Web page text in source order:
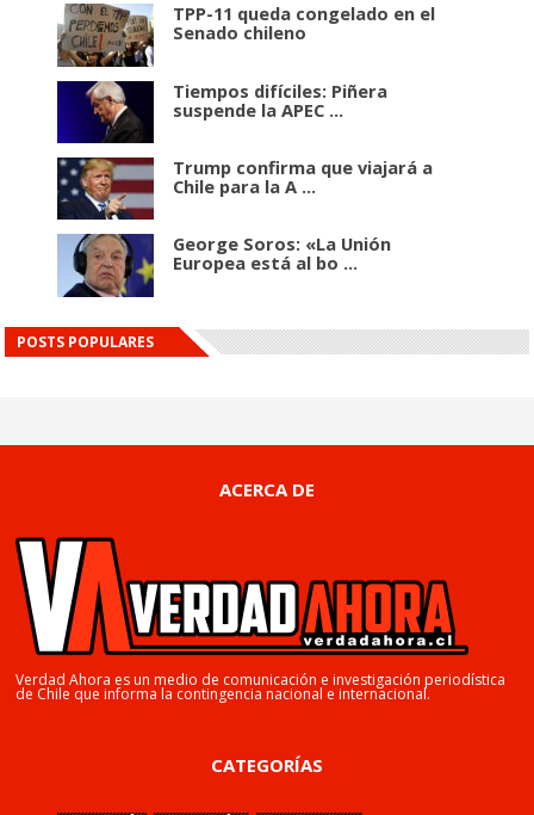
TPP-11 queda congelado en el
Senado chileno
Tiempos difíciles: Piñera
suspende la APEC ...
Trump confirma que viajará a
Chile para la A ...
George Soros: «La Unión
Europea está al bo ...
POSTS POPULARES
ACERCA DE
Verdad Ahora es un medio de comunicación e investigación periodística
de Chile que informa la contingencia nacional e internacional.
CATEGORÍAS